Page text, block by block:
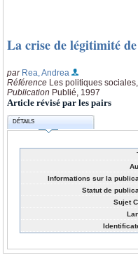
La crise de légitimité
par Rea, Andrea
Référence Les politiques
Publication Publié, 1997
Article révisé par les pairs
DÉTAILS
Informations sur la
Statut de
Sujet